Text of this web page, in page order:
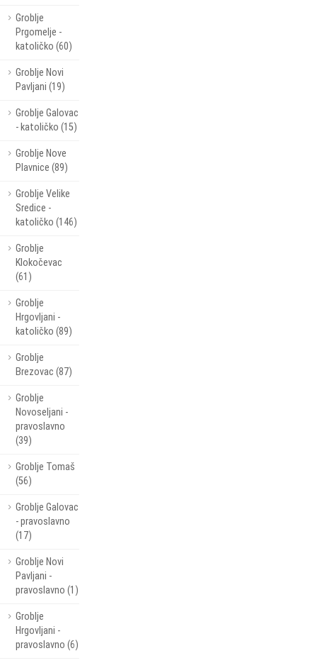
Groblje
Prgomelje -
katoličko (60)
Groblje Novi
Pavljani (19)
Groblje Galovac
- katoličko (15)
Groblje Nove
Plavnice (89)
Groblje Velike
Sredice -
katoličko (146)
Groblje
Klokočevac
(61)
Groblje
Hrgovljani -
katoličko (89)
Groblje
Brezovac (87)
Groblje
Novoseljani -
pravoslavno
(39)
Groblje Tomaš
(56)
Groblje Galovac
- pravoslavno
(17)
Groblje Novi
Pavljani -
pravoslavno (1)
Groblje
Hrgovljani -
pravoslavno (6)